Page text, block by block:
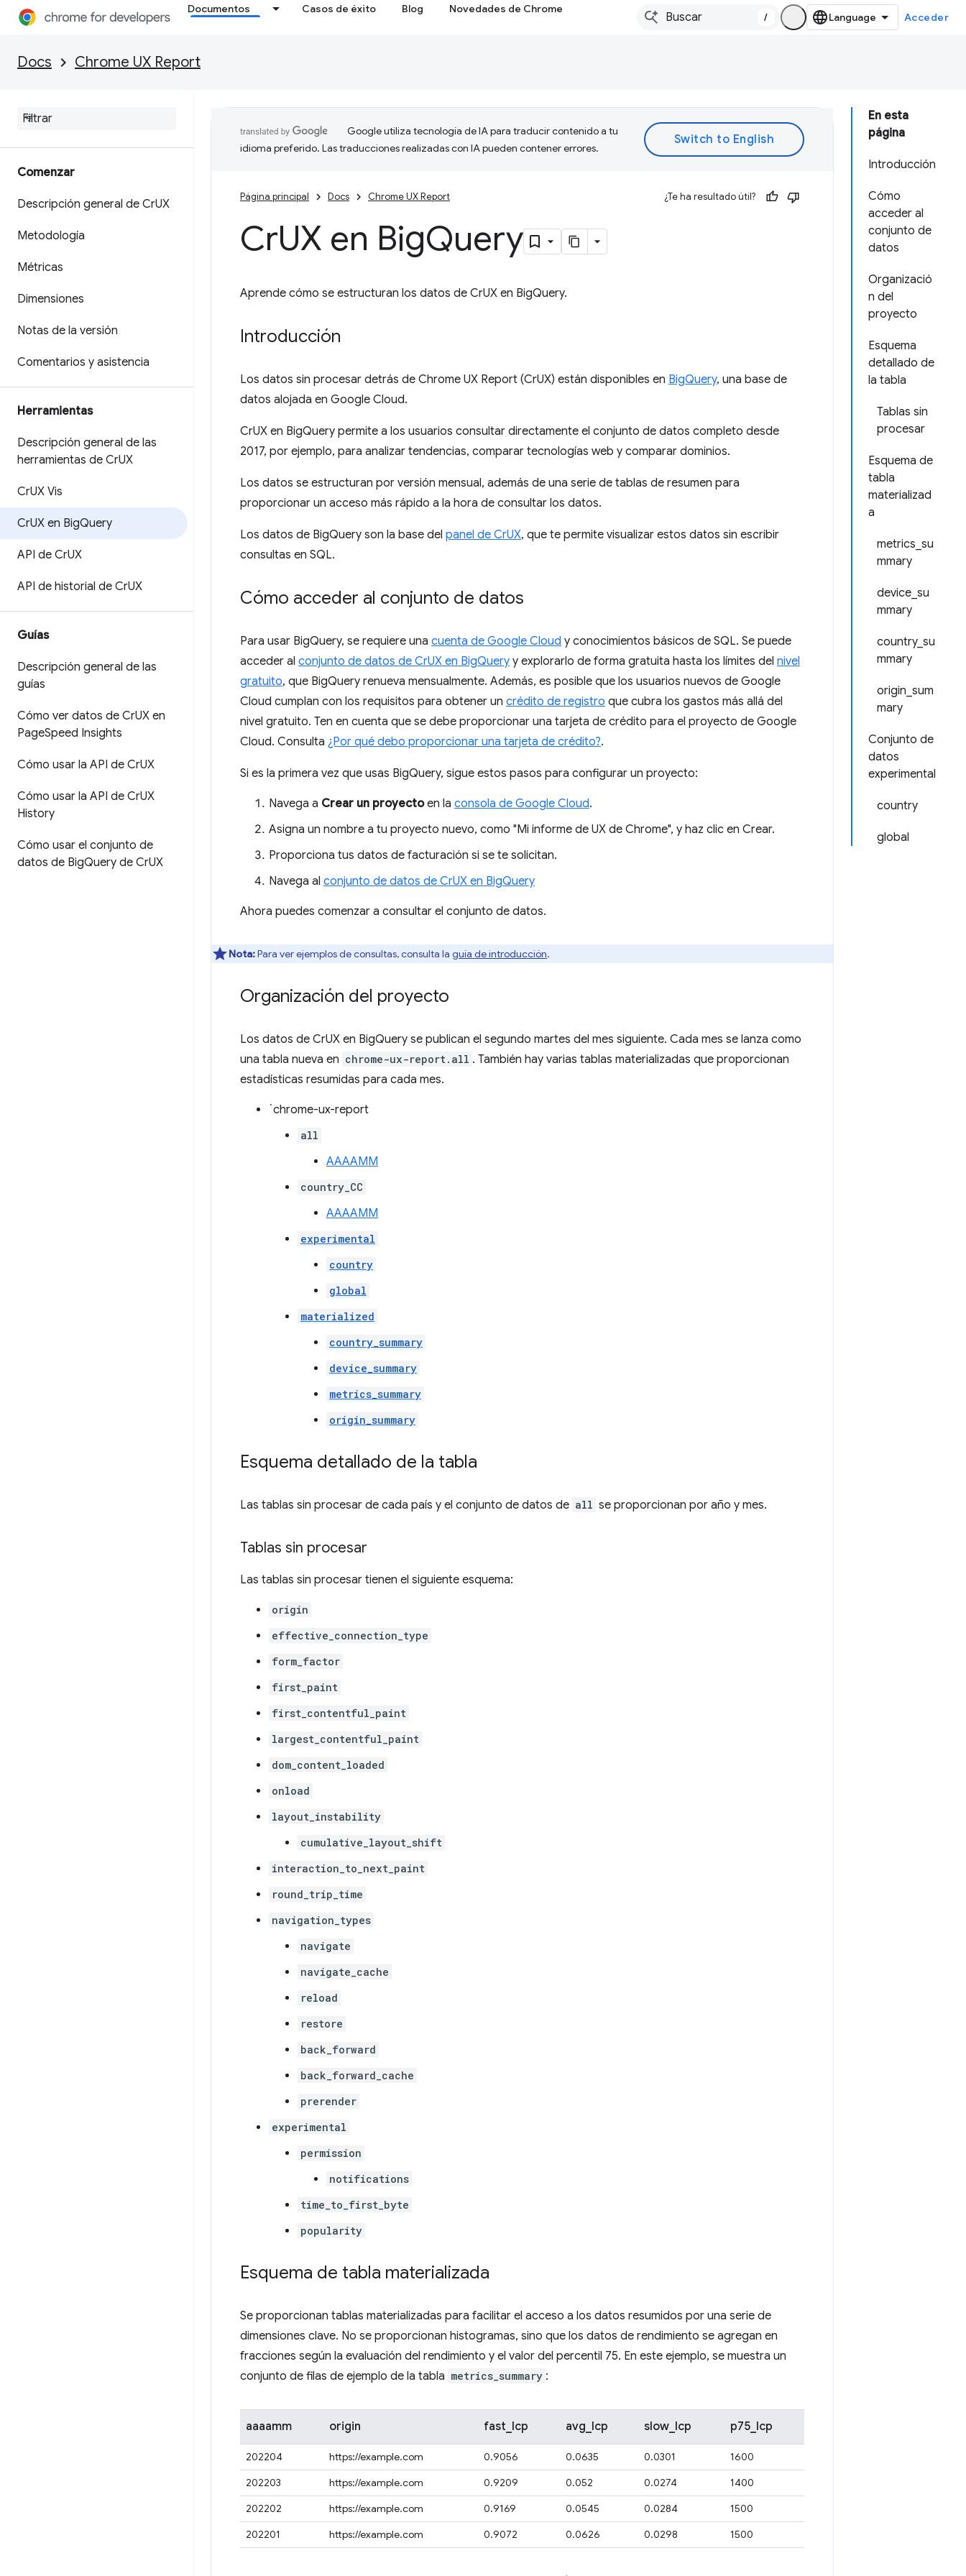
Documentos Casos de éxito Blog Novedades de Chrome
/ Acceder
Docs Chrome UX Report
Comenzar
Descripción general de CrUX
Metodología
Métricas
Dimensiones
Notas de la versión
Comentarios y asistencia
Herramientas
Descripción general de las
herramientas de CrUX
CrUX Vis
CrUX en BigQuery
API de CrUX
API de historial de CrUX
Guías
Descripción general de las
guías
Cómo ver datos de CrUX en
PageSpeed Insights
Cómo usar la API de CrUX
Cómo usar la API de CrUX
History
Cómo usar el conjunto de
datos de BigQuery de CrUX
En esta
página
Introducción
Cómo
acceder al
conjunto de
datos
Organizació
n del
proyecto
Esquema
detallado de
la tabla
Tablas sin
procesar
Esquema de
tabla
materializad
a
metrics_su
mmary
device_su
mmary
country_su
mmary
origin_sum
mary
Conjunto de
datos
experimental
country
global
Google utiliza tecnología de IA para traducir contenido a tu
idioma preferido. Las traducciones realizadas con IA pueden contener errores.
Página principal Docs Chrome UX Report ¿Te ha resultado útil?
CrUX en BigQuery
Aprende cómo se estructuran los datos de CrUX en BigQuery.
Introducción
Los datos sin procesar detrás de Chrome UX Report (CrUX) están disponibles en BigQuery, una base de
datos alojada en Google Cloud.
CrUX en BigQuery permite a los usuarios consultar directamente el conjunto de datos completo desde
2017, por ejemplo, para analizar tendencias, comparar tecnologías web y comparar dominios.
Los datos se estructuran por versión mensual, además de una serie de tablas de resumen para
proporcionar un acceso más rápido a la hora de consultar los datos.
Los datos de BigQuery son la base del panel de CrUX, que te permite visualizar estos datos sin escribir
consultas en SQL.
Cómo acceder al conjunto de datos
Para usar BigQuery, se requiere una cuenta de Google Cloud y conocimientos básicos de SQL. Se puede
acceder al conjunto de datos de CrUX en BigQuery y explorarlo de forma gratuita hasta los límites del nivel
gratuito, que BigQuery renueva mensualmente. Además, es posible que los usuarios nuevos de Google
Cloud cumplan con los requisitos para obtener un crédito de registro que cubra los gastos más allá del
nivel gratuito. Ten en cuenta que se debe proporcionar una tarjeta de crédito para el proyecto de Google
Cloud. Consulta ¿Por qué debo proporcionar una tarjeta de crédito?.
Si es la primera vez que usas BigQuery, sigue estos pasos para configurar un proyecto:
Navega a Crear un proyectoen la consola de Google Cloud.
Asigna un nombre a tu proyecto nuevo, como "Mi informe de UX de Chrome", y haz clic en Crear.
Proporciona tus datos de facturación si se te solicitan.
Navega al conjunto de datos de CrUX en BigQuery
Ahora puedes comenzar a consultar el conjunto de datos.
Nota:Para ver ejemplos de consultas, consulta la guía de introducción.
Organización del proyecto
Los datos de CrUX en BigQuery se publican el segundo martes del mes siguiente. Cada mes se lanza como
una tabla nueva en chrome-ux-report.all . También hay varias tablas materializadas que proporcionan
estadísticas resumidas para cada mes.
`chrome-ux-report
all
AAAAMM
country_CC
AAAAMM
experimental
country
global
materialized
country_summary
device_summary
metrics_summary
origin_summary
Esquema detallado de la tabla
Las tablas sin procesar de cada país y el conjunto de datos de all se proporcionan por año y mes.
Tablas sin procesar
Las tablas sin procesar tienen el siguiente esquema:
origin
effective_connection_type
form_factor
first_paint
first_contentful_paint
largest_contentful_paint
dom_content_loaded
onload
layout_instability
cumulative_layout_shift
interaction_to_next_paint
round_trip_time
navigation_types
navigate
navigate_cache
reload
restore
back_forward
back_forward_cache
prerender
experimental
permission
notifications
time_to_first_byte
popularity
Esquema de tabla materializada
Se proporcionan tablas materializadas para facilitar el acceso a los datos resumidos por una serie de
dimensiones clave. No se proporcionan histogramas, sino que los datos de rendimiento se agregan en
fracciones según la evaluación del rendimiento y el valor del percentil 75. En este ejemplo, se muestra un
conjunto de filas de ejemplo de la tabla metrics_summary :
aaaamm origin fast_lcp avg_lcp slow_lcp p75_lcp
202204 https://example.com 0.9056 0.0635 0.0301
1600
202203
https://example.com 0.9209 0.052 0.0274
1400
202202
https://example.com 0.9169 0.0545 0.0284
1500
202201
https://example.com 0.9072 0.0626 0.0298 1500